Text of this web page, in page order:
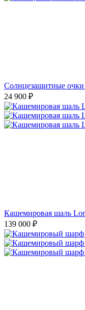
Солнцезащитные очки
24 900 ₽
Кашемировая шаль
139 000 ₽